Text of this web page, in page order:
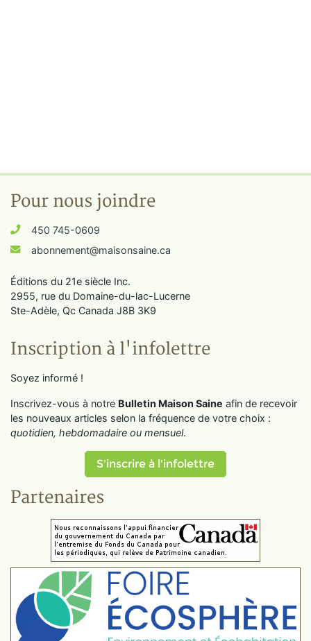
Pour nous joindre
450 745-0609
abonnement@maisonsaine.ca
Éditions du 21e siècle Inc.
2955, rue du Domaine-du-lac-Lucerne
Ste-Adèle, Qc Canada J8B 3K9
Inscription à l'infolettre
Soyez informé !
Inscrivez-vous à notre Bulletin Maison Saine afin de recevoir
les nouveaux articles selon la fréquence de votre choix :
quotidien, hebdomadaire ou mensuel.
S'inscrire à l'infolettre
Partenaires